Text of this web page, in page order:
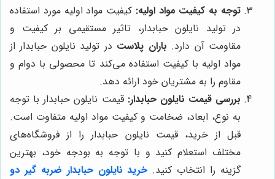
توجه به کیفیت مواد اولیه: کیفیت مواد اولیه مورد استفاده
در تولید نایلون حبابدار، تاثیر مستقیمی بر کیفیت و
مقاومت آن دارد. باران پلاست در تولید نایلون حبابدار از
مواد اولیه با کیفیت استفاده می‌کند تا محصولی با دوام و
مقاوم را به مشتریان خود ارائه دهد.
بررسی قیمت نایلون حبابدار: قیمت نایلون حبابدار با توجه
به نوع، ابعاد، ضخامت و کیفیت مواد اولیه متفاوت است.
قبل از خرید، قیمت نایلون حبابدار را از فروشگاه‌های
مختلف استعلام کنید و با توجه به بودجه خود، بهترین
گزینه را انتخاب کنید. خرید نایلون حبابدار ضربه گیر دو